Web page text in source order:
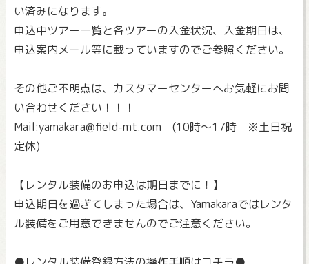
い済みになります。
申込中ツアー一覧と各ツアーの入金状況、入金期日は、
申込案内メール等に載っていますのでご参照ください。
その他ご不明点は、カスタマーセンターへお気軽にお問
い合わせください！！！
Mail:yamakara@field-mt.com (10時～17時 ※土日祝
定休)
【レンタル装備のお申込は期日までに！】
申込期日を過ぎてしまった場合は、Yamakaraではレンタ
ル装備をご用意できませんのでご注意ください。